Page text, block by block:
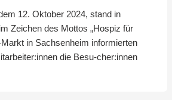
12. Oktober 2024, stand in
Zeichen des Mottos „Hospiz für
in Sachsenheim informierten
die Besu-cher:innen